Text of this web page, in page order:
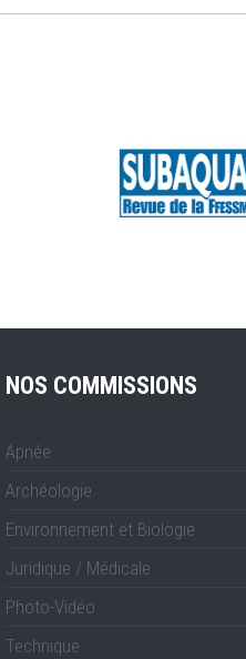
NOS COMMISSIONS
Apnée
Archéologie
Environnement et Biologie
Juridique / Médicale
Photo-Vidéo
Technique